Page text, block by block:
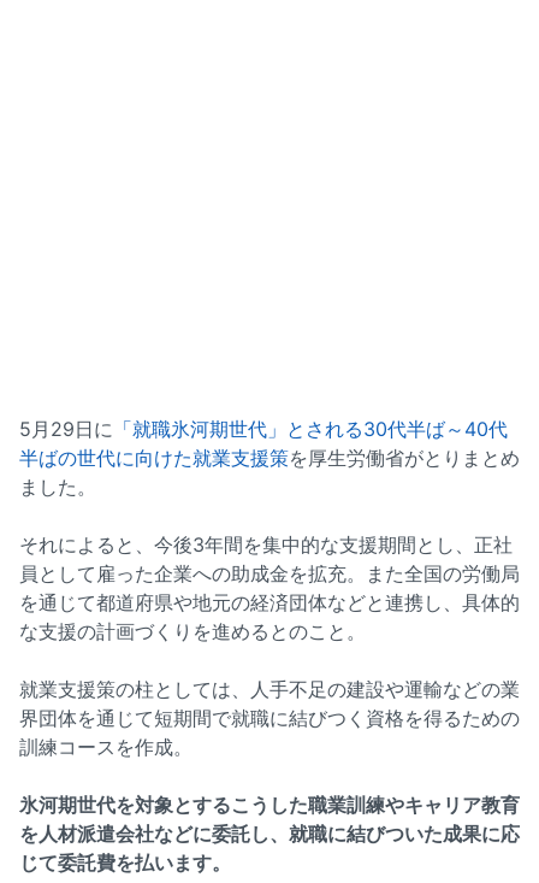
5月29日に 「就職氷河期世代」とされる30代半ば～40代
半ばの世代に向けた就業支援策を厚生労働省がとりまとめ
ました。
それによると、今後3年間を集中的な支援期間とし、正社
員として雇った企業への助成金を拡充。また全国の労働局
を通じて都道府県や地元の経済団体などと連携し、具体的
な支援の計画づくりを進めるとのこと。
就業支援策の柱としては、人手不足の建設や運輸などの業
界団体を通じて短期間で就職に結びつく資格を得るための
訓練コースを作成。
氷河期世代を対象とするこうした職業訓練やキャリア教育
を人材派遣会社などに委託し、就職に結びついた成果に応
じて委託費を払います。